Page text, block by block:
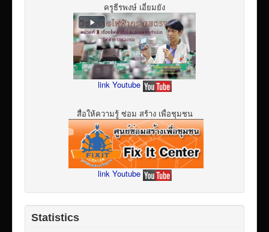
ครูธีรพงษ์ เอี่ยมยัง
link Youtube
สื่อให้ความรู้ ซ่อม สร้าง เพื่อชุมชน
link Youtube
Statistics